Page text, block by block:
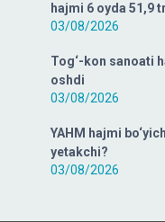
hajmi 6 oyda 51,9
03/08/2026
Tog‘-kon sanoati
oshdi
03/08/2026
YAHM hajmi
yetakchi?
03/08/2026